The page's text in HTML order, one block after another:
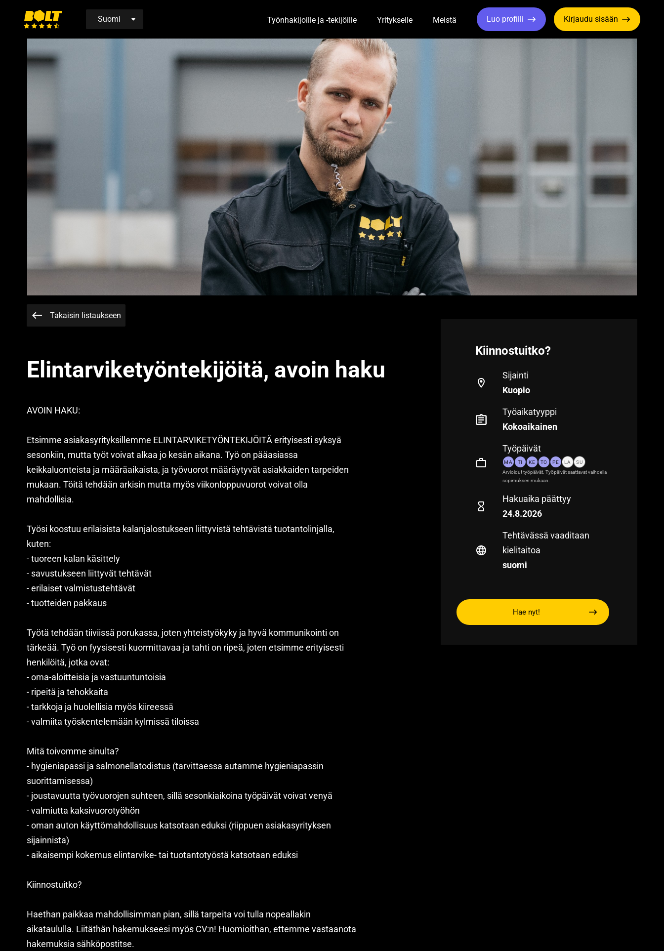
Siirry
etusivulle
Työnhakijoille ja -tekijöille Toggle Dropdown
Yritykselle Toggle Dropdown
Meistä Toggle Dropdown
Luo profiili Kirjaudu sisään
Takaisin listaukseen
Elintarviketyöntekijöitä, avoin haku
AVOIN HAKU:
Etsimme asiakasyrityksillemme ELINTARVIKETYÖNTEKIJÖITÄ erityisesti syksyä
sesonkiin, mutta työt voivat alkaa jo kesän aikana. Työ on pääasiassa
keikkaluonteista ja määräaikaista, ja työvuorot määräytyvät asiakkaiden tarpeiden
mukaan. Töitä tehdään arkisin mutta myös viikonloppuvuorot voivat olla
mahdollisia.
Työsi koostuu erilaisista kalanjalostukseen liittyvistä tehtävistä tuotantolinjalla,
kuten:
- tuoreen kalan käsittely
- savustukseen liittyvät tehtävät
- erilaiset valmistustehtävät
- tuotteiden pakkaus
Työtä tehdään tiiviissä porukassa, joten yhteistyökyky ja hyvä kommunikointi on
tärkeää. Työ on fyysisesti kuormittavaa ja tahti on ripeä, joten etsimme erityisesti
henkilöitä, jotka ovat:
- oma-aloitteisia ja vastuuntuntoisia
- ripeitä ja tehokkaita
- tarkkoja ja huolellisia myös kiireessä
- valmiita työskentelemään kylmissä tiloissa
Mitä toivomme sinulta?
- hygieniapassi ja salmonellatodistus (tarvittaessa autamme hygieniapassin
suorittamisessa)
- joustavuutta työvuorojen suhteen, sillä sesonkiaikoina työpäivät voivat venyä
- valmiutta kaksivuorotyöhön
- oman auton käyttömahdollisuus katsotaan eduksi (riippuen asiakasyrityksen
sijainnista)
- aikaisempi kokemus elintarvike- tai tuotantotyöstä katsotaan eduksi
Kiinnostuitko?
Haethan paikkaa mahdollisimman pian, sillä tarpeita voi tulla nopeallakin
aikataululla. Liitäthän hakemukseesi myös CV:n! Huomioithan, ettemme vastaanota
hakemuksia sähköpostitse.
Kiinnostuitko?
Sijainti
Kuopio
Työaikatyyppi
Kokoaikainen
Työpäivät
MA TI KE TO PE LA
SU
Arvioidut työpäivät. Työpäivät saattavat vaihdella
sopimuksen mukaan.
Hakuaika päättyy
24.8.2026
Tehtävässä vaaditaan
kielitaitoa
suomi
Hae nyt!